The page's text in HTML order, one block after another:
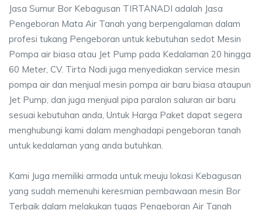
Jasa Sumur Bor Kebagusan TIRTANADI adalah Jasa
Pengeboran Mata Air Tanah yang berpengalaman dalam
profesi tukang Pengeboran untuk kebutuhan sedot Mesin
Pompa air biasa atau Jet Pump pada Kedalaman 20 hingga
60 Meter, CV. Tirta Nadi juga menyediakan service mesin
pompa air dan menjual mesin pompa air baru biasa ataupun
Jet Pump, dan juga menjual pipa paralon saluran air baru
sesuai kebutuhan anda, Untuk Harga Paket dapat segera
menghubungi kami dalam menghadapi pengeboran tanah
untuk kedalaman yang anda butuhkan.
Kami Juga memiliki armada untuk meuju lokasi Kebagusan
yang sudah memenuhi keresmian pembawaan mesin Bor
Terbaik dalam melakukan tugas Pengeboran Air Tanah